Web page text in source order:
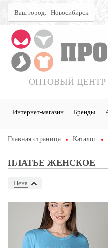
Ваш город: Новосибирск
ОПТОВЫЙ ЦЕНТР
Интернет-магазин Бренды
Главная страница Каталог
ПЛАТЬЕ ЖЕНСКОЕ
Цена